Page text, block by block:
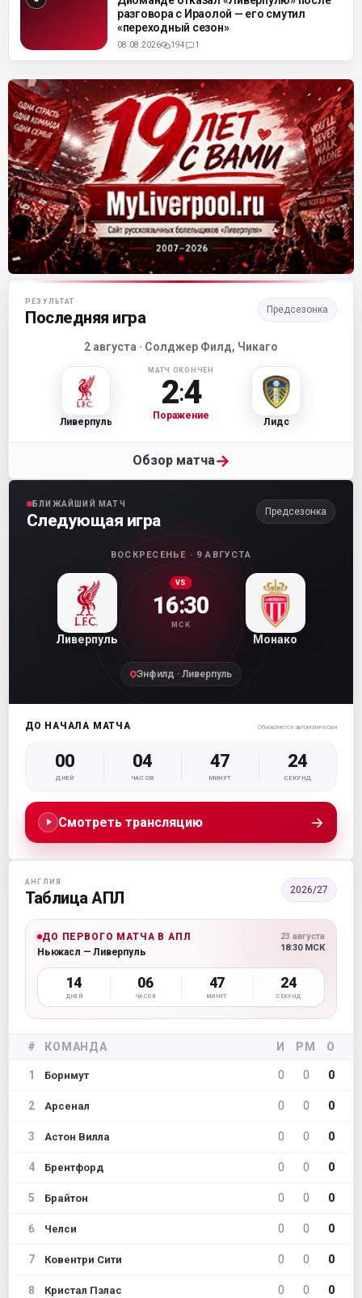
разговора с Ираолой — его смутил
«переходный сезон»
08.08.2026 194 1
Матч-центр «Ливерпуля»
РЕЗУЛЬТАТ
Последняя игра Предсезонка
2 августа · Солджер Филд, Чикаго
Ливерпуль
МАТЧ ОКОНЧЕН
2:4
Поражение
Лидс
Обзор матча→
БЛИЖАЙШИЙ МАТЧ
Следующая игра Предсезонка
ВОСКРЕСЕНЬЕ · 9 АВГУСТА
Ливерпуль
VS
16:30
МСК
Монако
Энфилд · Ливерпуль
ДО НАЧАЛА МАТЧА Обновляется автоматически
00
ДНЕЙ
04
ЧАСОВ
47
МИНУТ
23
СЕКУНД
Смотреть трансляцию →
АНГЛИЯ
Таблица АПЛ 2026/27
ДО ПЕРВОГО МАТЧА В АПЛ
Ньюкасл — Ливерпуль
23 августа
18:30 МСК
14
ДНЕЙ
06
ЧАСОВ
47
МИНУТ
23
СЕКУНД
# КОМАНДА И РМ О
1 Борнмут 0 0 0
2 Арсенал 0 0 0
3 Астон Вилла 0 0 0
4 Брентфорд 0 0 0
5 Брайтон 0 0 0
6 Челси 0 0 0
7 Ковентри Сити 0 0 0
8 Кристал Пэлас 0 0 0